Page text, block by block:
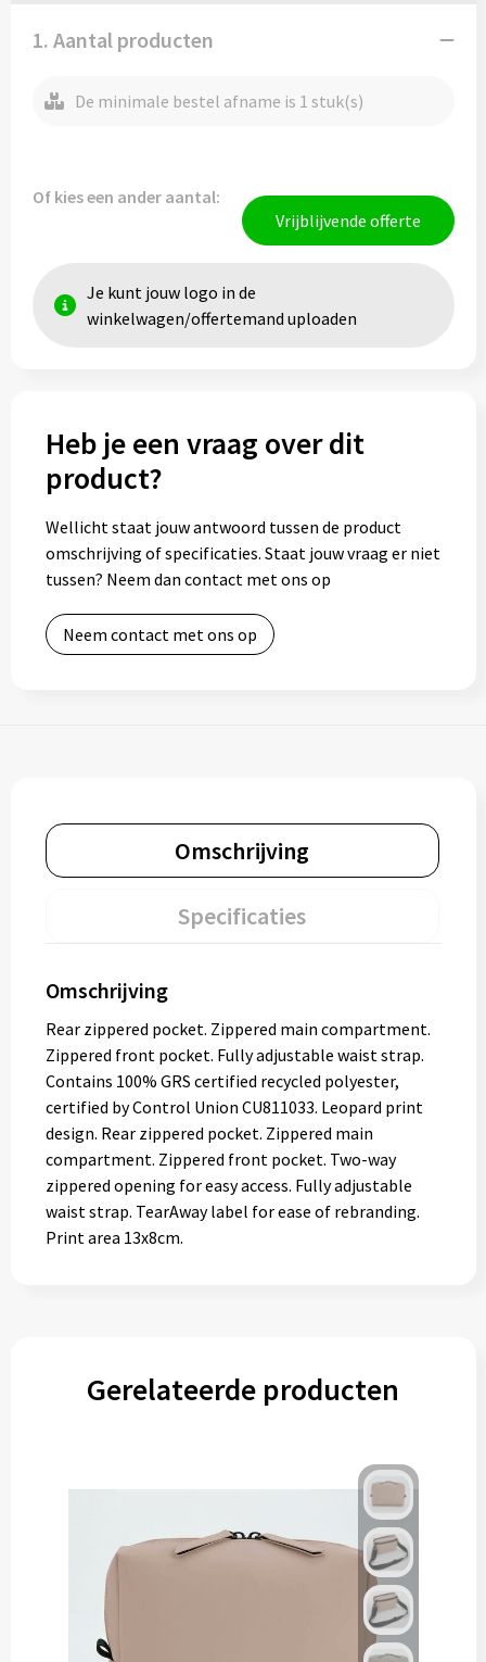
1. Aantal producten
De minimale bestel afname is 1 stuk(s)
Of kies een ander aantal:
Vrijblijvende offerte
Je kunt jouw logo in de
winkelwagen/offertemand uploaden
Heb je een vraag over dit
product?
Wellicht staat jouw antwoord tussen de product
omschrijving of specificaties. Staat jouw vraag er niet
tussen? Neem dan contact met ons op
Neem contact met ons op
Omschrijving
Specificaties
Omschrijving
Rear zippered pocket. Zippered main compartment.
Zippered front pocket. Fully adjustable waist strap.
Contains 100% GRS certified recycled polyester,
certified by Control Union CU811033. Leopard print
design. Rear zippered pocket. Zippered main
compartment. Zippered front pocket. Two-way
zippered opening for easy access. Fully adjustable
waist strap. TearAway label for ease of rebranding.
Print area 13x8cm.
Gerelateerde producten